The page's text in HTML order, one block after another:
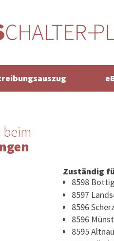
Zuständig
8598
8597
8596
8596
8595 Altnau